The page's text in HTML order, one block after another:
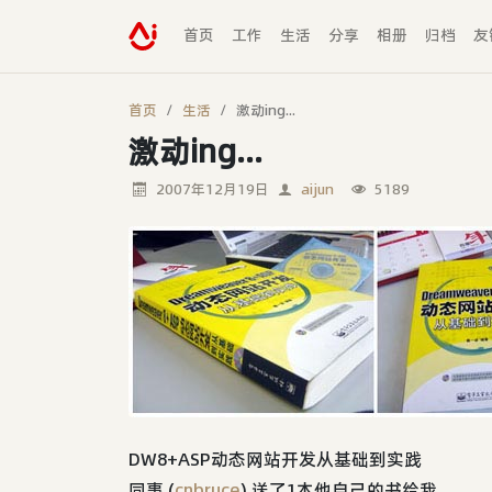
首页 工作 生活 分享 相册 归档
首页 生活 激动ing...
激动ing...
2007年12月19日 aijun 5189
DW8+ASP动态网站开发从基础到实践